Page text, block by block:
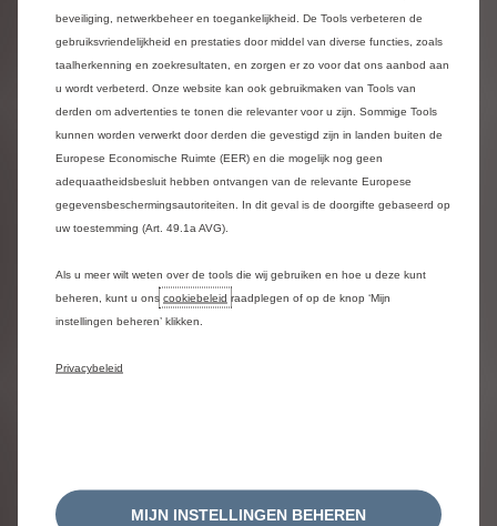
de hoogte wordt gehouden van bepaalde artikelen of
documenten weergegeven op de Site waarvoor u
belangstelling heeft. Als zodanig is STELLANTIS BELUX
NV, INVOERDER VAN HET MERK CITROËN niet
verantwoordelijk voor geschreven berichten van
gebruikers aan een correspondent via de Site.
STELLANTIS BELUX NV, INVOERDER VAN HET MERK
CITROËN kan niet aansprakelijk gesteld worden voor
berichten waarvan zij niet de auteur is en waarover zij
geen enkele controle kan uitoefenen.
Verantwoordelijkheid van de gebruiker
Gebruikers van de Site gaan akkoord met het
respecteren van deze Juridische Kennisgeving en met
schade die voortvloeit uit het gebruik van de Site.
Gebruikers moeten met name hun technische
beveiliging, netwerkbeheer en toegankelijkheid. De Tools verbeteren de
gebruiksvriendelijkheid en prestaties door middel van diverse functies, zoals
taalherkenning en zoekresultaten, en zorgen er zo voor dat ons aanbod aan
u wordt verbeterd. Onze website kan ook gebruikmaken van Tools van
derden om advertenties te tonen die relevanter voor u zijn. Sommige Tools
kunnen worden verwerkt door derden die gevestigd zijn in landen buiten de
Europese Economische Ruimte (EER) en die mogelijk nog geen
adequaatheidsbesluit hebben ontvangen van de relevante Europese
gegevensbeschermingsautoriteiten. In dit geval is de doorgifte gebaseerd op
uw toestemming (Art. 49.1a AVG).
Als u meer wilt weten over de tools die wij gebruiken en hoe u deze kunt
beheren, kunt u ons cookiebeleid raadplegen of op de knop ‘Mijn
instellingen beheren’ klikken.
Privacybeleid
MIJN INSTELLINGEN BEHEREN